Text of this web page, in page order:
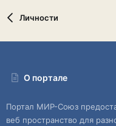
Личности
О портале
Портал МИР-Союз
веб пространство для